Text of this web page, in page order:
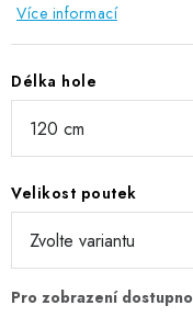
Více informací
Délka hole
Velikost poutek